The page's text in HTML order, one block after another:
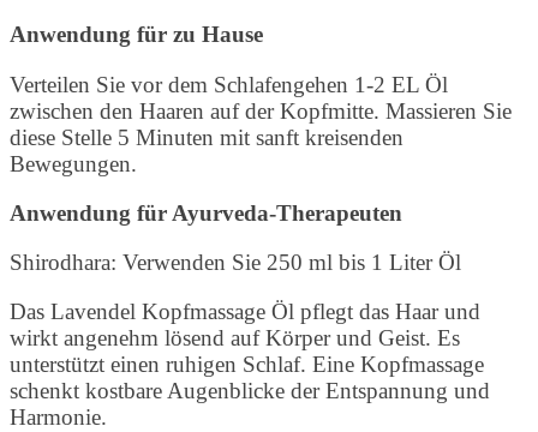
Anwendung für zu Hause
Verteilen Sie vor dem Schlafengehen 1-2 EL Öl
zwischen den Haaren auf der Kopfmitte. Massieren Sie
diese Stelle 5 Minuten mit sanft kreisenden
Bewegungen.
Anwendung für Ayurveda-Therapeuten
Shirodhara: Verwenden Sie 250 ml bis 1 Liter Öl
Das Lavendel Kopfmassage Öl pflegt das Haar und
wirkt angenehm lösend auf Körper und Geist. Es
unterstützt einen ruhigen Schlaf. Eine Kopfmassage
schenkt kostbare Augenblicke der Entspannung und
Harmonie.